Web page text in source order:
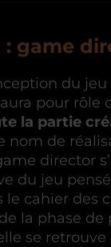
: game
du jeu
pour rôle
la partie
nom de
director
du jeu
le cahier des
la phase de
se